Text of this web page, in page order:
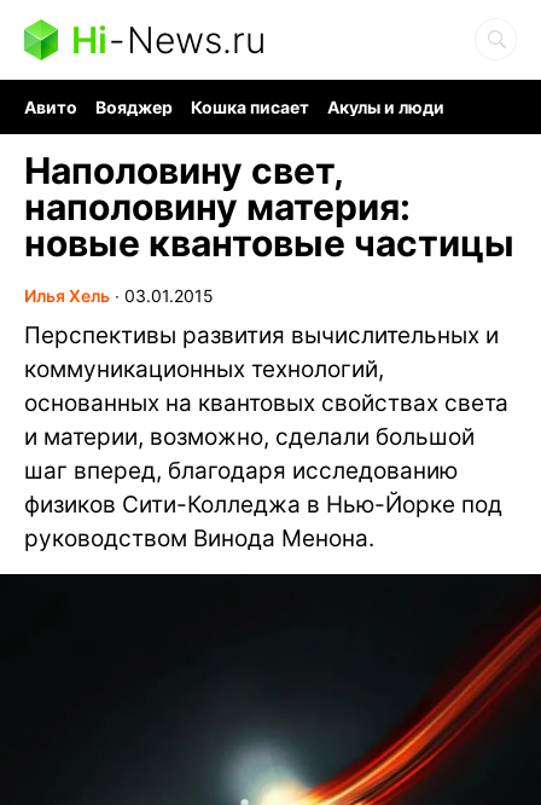
Hi-News.ru
Авито Вояджер Кошка писает
Акулы и люди
Наполовину свет,
наполовину материя:
новые квантовые частицы
Илья Хель ∙ 03.01.2015
Перспективы развития вычислительных и
коммуникационных технологий,
основанных на квантовых свойствах света
и материи, возможно, сделали большой
шаг вперед, благодаря исследованию
физиков Сити-Колледжа в Нью-Йорке под
руководством Винода Менона.